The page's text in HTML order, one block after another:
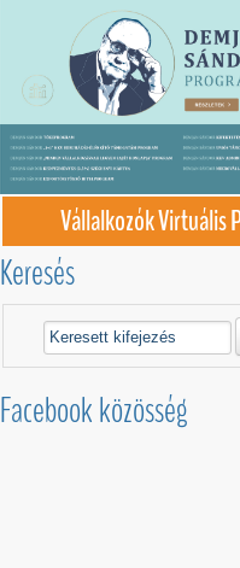
Vállalkozók Virtuális
Keresés
Facebook közösség